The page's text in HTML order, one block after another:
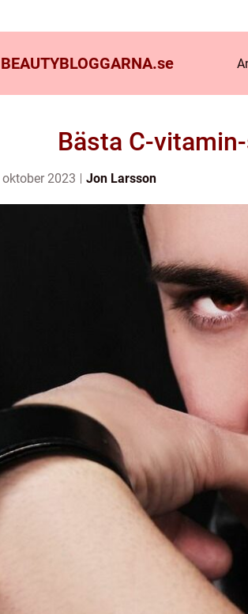
BEAUTYBLOGGARNA.se
Bästa C-
oktober 2023 Jon Larsson